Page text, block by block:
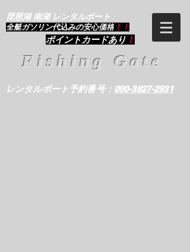
琵琶湖 南湖 レンタルボート
​全艇ガソリン代込みの安心価格 ！！
ポイントカードあり ！
Fishing Gate
レンタルボート予約番号： 090-3827-2931